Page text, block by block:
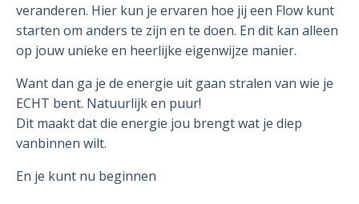
veranderen. Hier kun je ervaren hoe jij een Flow kunt
starten om anders te zijn en te doen. En dit kan alleen
op jouw unieke en heerlijke eigenwijze manier.
Want dan ga je de energie uit gaan stralen van wie je
ECHT bent. Natuurlijk en puur!
Dit maakt dat die energie jou brengt wat je diep
vanbinnen wilt.
En je kunt nu beginnen